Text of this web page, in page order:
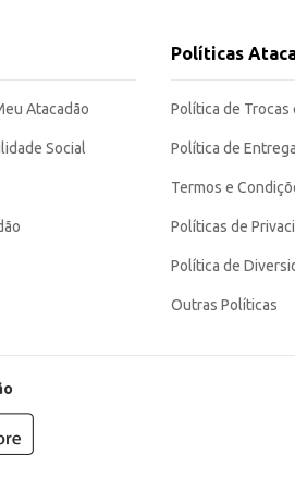
fragrância suave e a reconhecida
Atacadão
Social
Políticas
Política de Trocas
Política de
Termos e
Políticas de
Política de
Outras Políticas